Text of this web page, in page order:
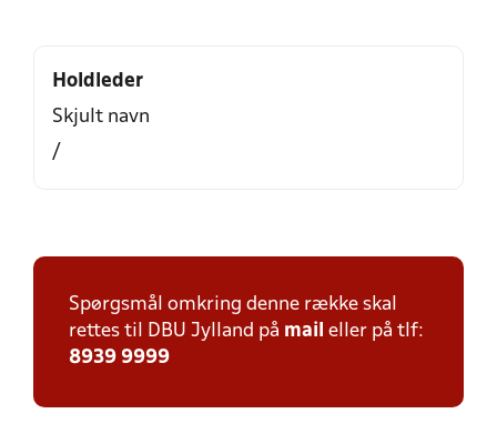
Holdleder
Skjult navn
/
Spørgsmål omkring denne række skal
rettes til DBU Jylland på mail eller på tlf:
8939 9999